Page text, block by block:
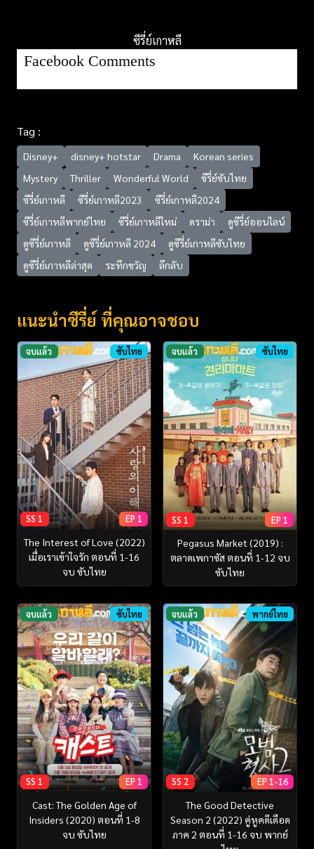
ซีรี่ย์เกาหลี
Facebook Comments
Tag :
Disney+ disney+ hotstar Drama
Korean series
Mystery
Thriller Wonderful World
ซีรี่ย์ซับไทย
ซีรี่ย์เกาหลี
ซีรี่ย์เกาหลี2023
ซีรี่ย์เกาหลี2024
ซีรี่ย์เกาหลีพากย์ไทย
ซีรี่ย์เกาหลีใหม่ ดราม่า
ดูซีรี่ย์ออนไลน์
ดูซีรี่ย์เกาหลี
ดูซีรี่ย์เกาหลี 2024
ดูซีรี่ย์เกาหลีซับไทย
ดูซีรี่ย์เกาหลีล่าสุด
ระทึกขวัญ ลึกลับ
แนะนำซีรี่ย์ ที่คุณอาจชอบ
จบแล้ว ซับไทย
SS 1 EP 1
The Interest of Love (2022)
เมื่อเราเข้าใจรัก ตอนที่ 1-16
จบ ซับไทย
จบแล้ว ซับไทย
SS 1 EP 1
Pegasus Market (2019) :
ตลาดเพกาซัส ตอนที่ 1-12 จบ
ซับไทย
จบแล้ว ซับไทย
SS 1 EP 1
Cast: The Golden Age of
Insiders (2020) ตอนที่ 1-8
จบ ซับไทย
จบแล้ว พากย์ไทย
SS 2 EP 1-16
The Good Detective
Season 2 (2022) คู่หูคดีเดือด
ภาค 2 ตอนที่ 1-16 จบ พากย์